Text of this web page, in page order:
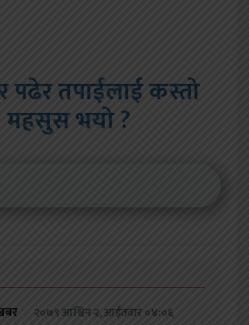
पढेर तपाईलाई कस्तो
महसुस भयो ?
२०७९ आश्विन २, आईतवार ०४:०६